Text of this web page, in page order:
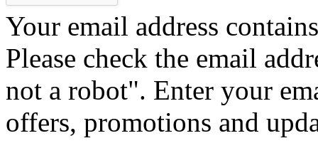
Your email address
Please check the email
not a robot". Enter your
offers, promotions and